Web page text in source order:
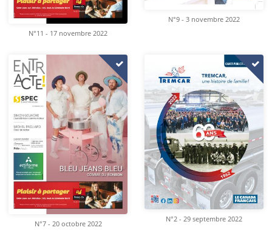
N°11 - 17 novembre 2022
N°9 - 3 novembre 2022
N°7 - 20 octobre 2022
N°2 - 29 septembre 2022